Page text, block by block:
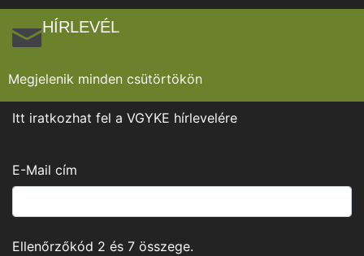
HÍRLEVÉL
Megjelenik minden csütörtökön
Itt iratkozhat fel a VGYKE hírlevelére
E-Mail cím
Ellenőrzőkód 2 és 7 összege.